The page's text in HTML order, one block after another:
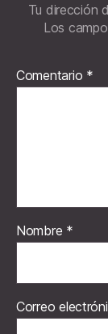
Tu dirección
Los
Comentario *
Nombre *
Correo